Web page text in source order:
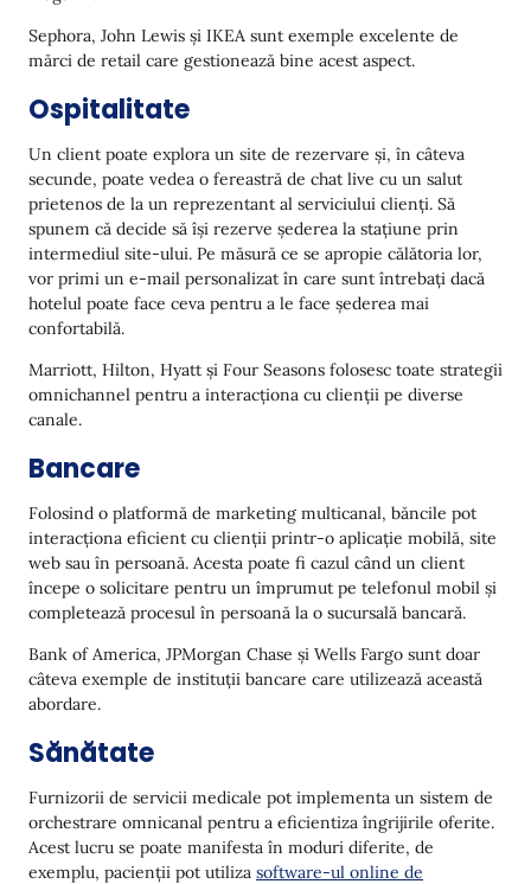
Sephora, John Lewis și IKEA sunt exemple excelente de
mărci de retail care gestionează bine acest aspect.
Ospitalitate
Un client poate explora un site de rezervare și, în câteva
secunde, poate vedea o fereastră de chat live cu un salut
prietenos de la un reprezentant al serviciului clienți. Să
spunem că decide să își rezerve șederea la stațiune prin
intermediul site-ului. Pe măsură ce se apropie călătoria lor,
vor primi un e-mail personalizat în care sunt întrebați dacă
hotelul poate face ceva pentru a le face șederea mai
confortabilă.
Marriott, Hilton, Hyatt și Four Seasons folosesc toate strategii
omnichannel pentru a interacționa cu clienții pe diverse
canale.
Bancare
Folosind o platformă de marketing multicanal, băncile pot
interacționa eficient cu clienții printr-o aplicație mobilă, site
web sau în persoană. Acesta poate fi cazul când un client
începe o solicitare pentru un împrumut pe telefonul mobil și
completează procesul în persoană la o sucursală bancară.
Bank of America, JPMorgan Chase și Wells Fargo sunt doar
câteva exemple de instituții bancare care utilizează această
abordare.
Sănătate
Furnizorii de servicii medicale pot implementa un sistem de
orchestrare omnicanal pentru a eficientiza îngrijirile oferite.
Acest lucru se poate manifesta în moduri diferite, de
exemplu, pacienții pot utiliza software-ul online de